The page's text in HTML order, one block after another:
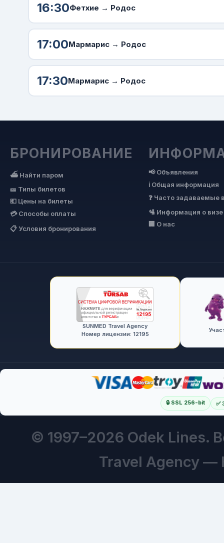
16:30Фетхие → Родос
17:00Мармарис → Родос
17:30Мармарис → Родос
БРОНИРОВАНИЕ
⛴ Найти паром
🎫 Типы билетов
💶 Цены на билеты
💳 Способы оплаты
📋 Условия бронирования
📢 Объявления
ℹ Общая информация
❓ Часто задаваемые
🛂 Информация о визе
🏢 О нас
SUNMED Travel Agency
Номер лицензии: 12195
🔒 SSL 256-bit ✅
© 1997–2026 Odek Lines.
Travel Agency —